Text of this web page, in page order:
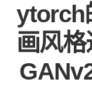
ytorch
画风